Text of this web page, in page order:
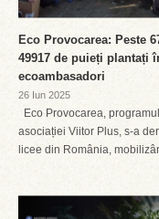
Eco Provocarea: Peste
49917 de puieți plantați
ecoambasadori
26 Iun 2025
Eco Provocarea,
asociației Viitor Plus, s-a
licee din România,